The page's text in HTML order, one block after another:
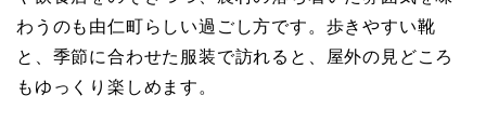
わうのも由仁町らしい過ごし方です。歩きやすい靴
と、季節に合わせた服装で訪れると、屋外の見どころ
もゆっくり楽しめます。